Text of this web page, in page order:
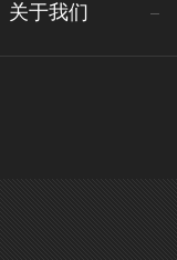
关于我们